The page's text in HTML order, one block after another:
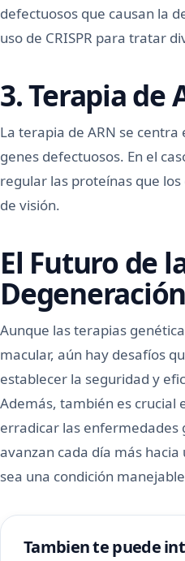
defectuosos que causan la
uso de CRISPR para tratar
3. Terapia de
La terapia de ARN se
genes defectuosos. En el
regular las proteínas que
de visión.
El Futuro de
Aunque las terapias
macular, aún hay desafíos
establecer la seguridad y
Además, también es crucial
erradicar las enfermedades
avanzan cada día más
sea una condición
Tambien te puede